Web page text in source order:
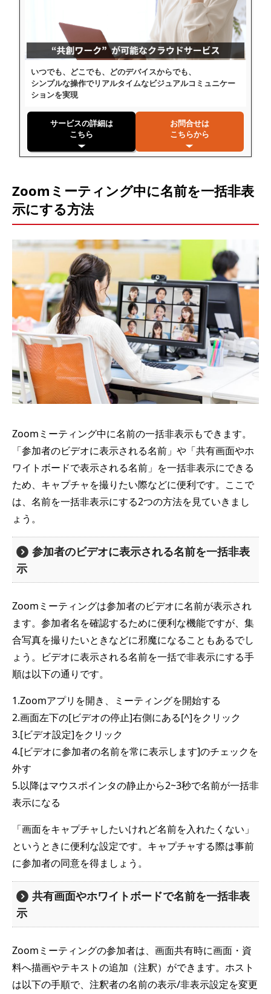
いつでも、どこでも、どのデバイスからでも、
シンプルな操作でリアルタイムなビジュアルコミュニケー
ションを実現
サービスの詳細は
こちら
お問合せは
こちらから
Zoomミーティング中に名前を一括非表
示にする方法
Zoomミーティング中に名前の一括非表示もできます。
「参加者のビデオに表示される名前」や「共有画面やホ
ワイトボードで表示される名前」を一括非表示にできる
ため、キャプチャを撮りたい際などに便利です。ここで
は、名前を一括非表示にする2つの方法を見ていきまし
ょう。
参加者のビデオに表示される名前を一括非表
示
Zoomミーティングは参加者のビデオに名前が表示され
ます。参加者名を確認するために便利な機能ですが、集
合写真を撮りたいときなどに邪魔になることもあるでし
ょう。ビデオに表示される名前を一括で非表示にする手
順は以下の通りです。
1.Zoomアプリを開き、ミーティングを開始する
2.画面左下の[ビデオの停止]右側にある[^]をクリック
3.[ビデオ設定]をクリック
4.[ビデオに参加者の名前を常に表示します]のチェックを
外す
5.以降はマウスポインタの静止から2~3秒で名前が一括非
表示になる
「画面をキャプチャしたいけれど名前を入れたくない」
というときに便利な設定です。キャプチャする際は事前
に参加者の同意を得ましょう。
共有画面やホワイトボードで名前を一括非表
示
Zoomミーティングの参加者は、画面共有時に画面・資
料へ描画やテキストの追加（注釈）ができます。ホスト
は以下の手順で、注釈者の名前の表示/非表示設定を変更